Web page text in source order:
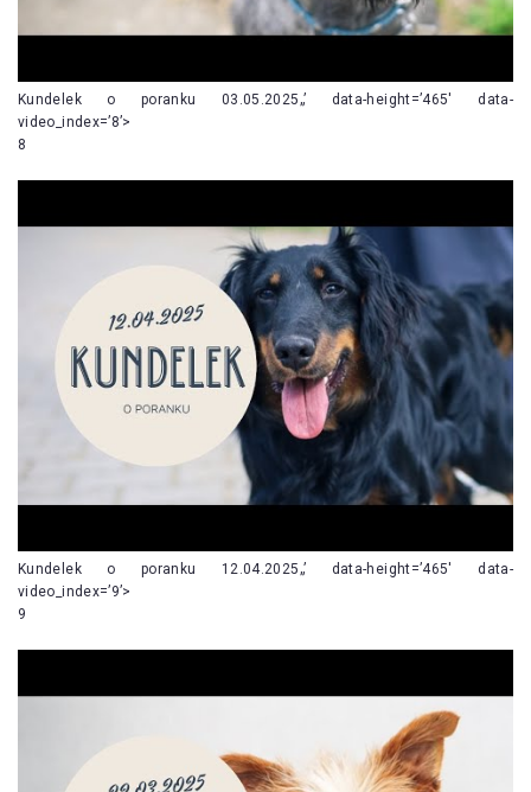
Kundelek o poranku 03.05.2025„’ data-height=’465′ data-
video_index=’8’>
8
Kundelek o poranku 12.04.2025„’ data-height=’465′ data-
video_index=’9’>
9